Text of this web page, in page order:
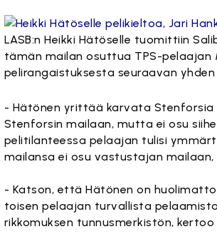
LASB:n Heikki Hätöselle tuomittiin
tämän mailan osuttua TPS-pelaajan
pelirangaistuksesta seuraavan
- Hätönen yrittää karvata
Stenforsin mailaan, mutta ei osu
pelitilanteessa pelaajan tulisi
mailansa ei osu vastustajan
- Katson, että Hätönen on
toisen pelaajan turvallista
rikkomuksen tunnusmerkistön,